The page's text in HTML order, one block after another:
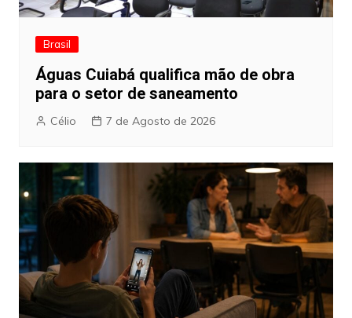
Brasil
Águas Cuiabá qualifica mão de obra
para o setor de saneamento
Célio 7 de Agosto de 2026